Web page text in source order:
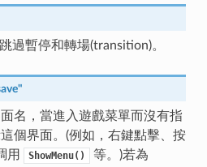
過暫停和轉場(transition)。
名，當進入遊戲菜單而沒有指
個界面。(例如，右鍵點擊、按
用
ShowMenu()
等。)若為